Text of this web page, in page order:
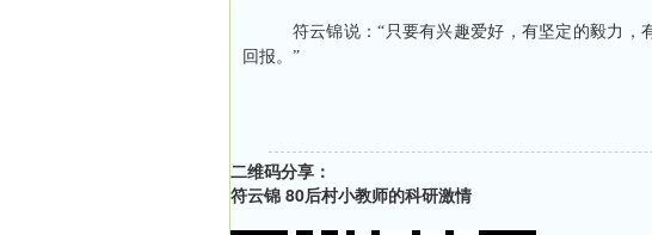
符云锦说：“只要有兴趣爱好，有坚定的毅力，
回报。”
二维码分享：
符云锦 80后村小教师的科研激情